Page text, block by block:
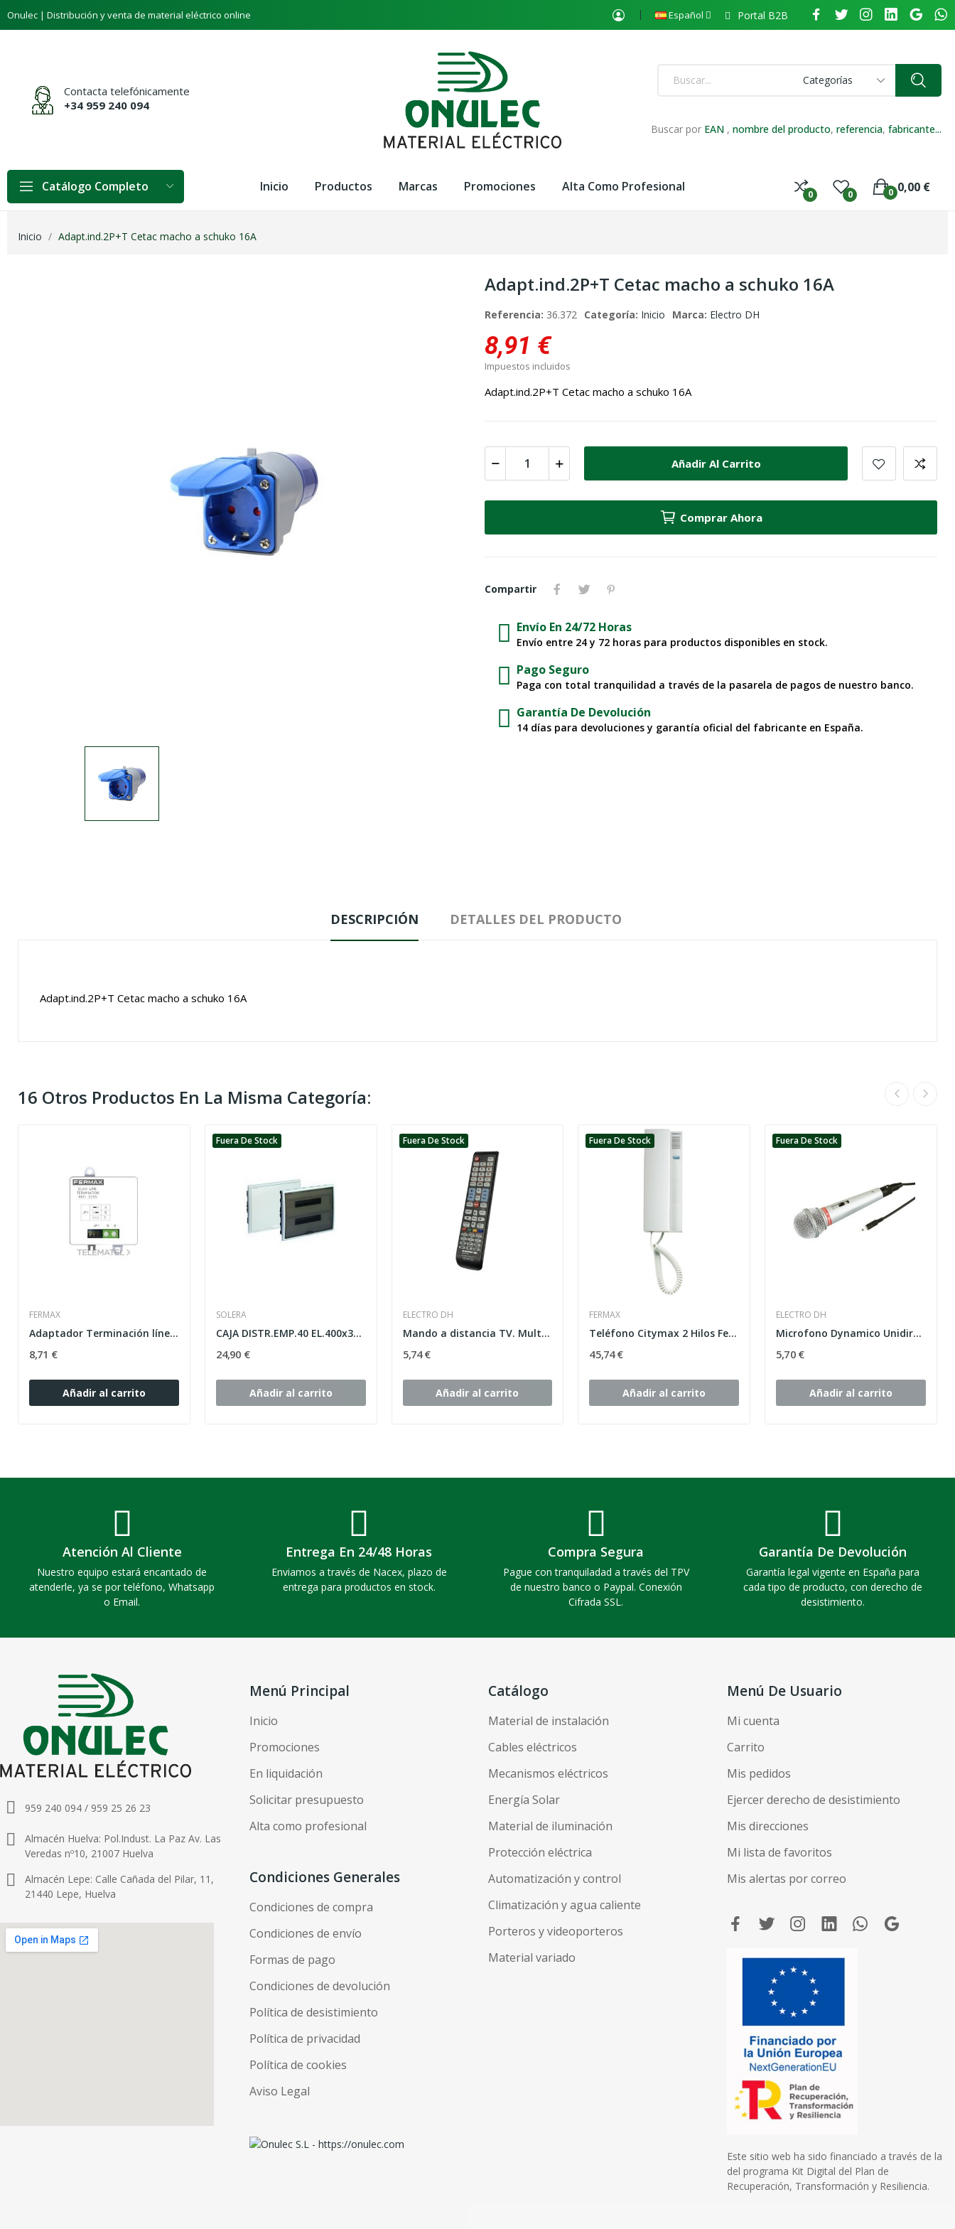
Onulec | Distribución y venta de material eléctrico online Español Portal B2B
Contacta telefónicamente
+34 959 240 094
Categorías
Buscar por EAN ,nombre del producto,referencia,fabricante...
Catálogo Completo Inicio Productos Marcas Promociones Alta Como Profesional
0 0 0,00 €
0
Inicio Adapt.ind.2P+T Cetac macho a schuko 16A
Adapt.ind.2P+T Cetac macho a schuko 16A
Referencia: 36.372 Categoría: Inicio Marca: Electro DH
8,91 €
Impuestos incluidos
Adapt.ind.2P+T Cetac macho a schuko 16A
Añadir Al Carrito
Comprar Ahora
Compartir
Envío En 24/72 Horas
Envío entre 24 y 72 horas para productos disponibles en stock.
Pago Seguro
Paga con total tranquilidad a través de la pasarela de pagos de nuestro banco.
Garantía De Devolución
14 días para devoluciones y garantía oficial del fabricante en España.
DESCRIPCIÓN DETALLES DEL PRODUCTO
Adapt.ind.2P+T Cetac macho a schuko 16A
16 Otros Productos En La Misma Categoría:
FERMAX
Adaptador Terminación línea DUOX
8,71 €
Añadir al carrito
Fuera De Stock
SOLERA
CAJA DISTR.EMP.40 EL.400x320x72mm MO.PTA.BL
24,90 €
Añadir al carrito
Fuera De Stock
ELECTRO DH
Mando a distancia TV. Multimarca
5,74 €
Añadir al carrito
Fuera De Stock
FERMAX
Teléfono Citymax 2 Hilos Fermax 1103
45,74 €
Añadir al carrito
Fuera De Stock
ELECTRO DH
Microfono Dynamico Unidirecional.
5,70 €
Añadir al carrito
Atención Al Cliente
Nuestro equipo estará encantado de
atenderle, ya se por teléfono, Whatsapp
o Email.
Entrega En 24/48 Horas
Enviamos a través de Nacex, plazo de
entrega para productos en stock.
Compra Segura
Pague con tranquiladad a través del TPV
de nuestro banco o Paypal. Conexión
Cifrada SSL.
Garantía De Devolución
Garantía legal vigente en España para
cada tipo de producto, con derecho de
desistimiento.
959 240 094 / 959 25 26 23
Almacén Huelva: Pol.Indust. La Paz Av. Las
Veredas nº10, 21007 Huelva
Almacén Lepe: Calle Cañada del Pilar, 11,
21440 Lepe, Huelva
Menú Principal
Inicio
Promociones
En liquidación
Solicitar presupuesto
Alta como profesional
Condiciones Generales
Condiciones de compra
Condiciones de envío
Formas de pago
Condiciones de devolución
Política de desistimiento
Política de privacidad
Política de cookies
Aviso Legal
Catálogo
Material de instalación
Cables eléctricos
Mecanismos eléctricos
Energía Solar
Material de iluminación
Protección eléctrica
Automatización y control
Climatización y agua caliente
Porteros y videoporteros
Material variado
Menú De Usuario
Mi cuenta
Carrito
Mis pedidos
Ejercer derecho de desistimiento
Mis direcciones
Mi lista de favoritos
Mis alertas por correo
Este sitio web ha sido financiado a través de la
del programa Kit Digital del Plan de
Recuperación, Transformación y Resiliencia.